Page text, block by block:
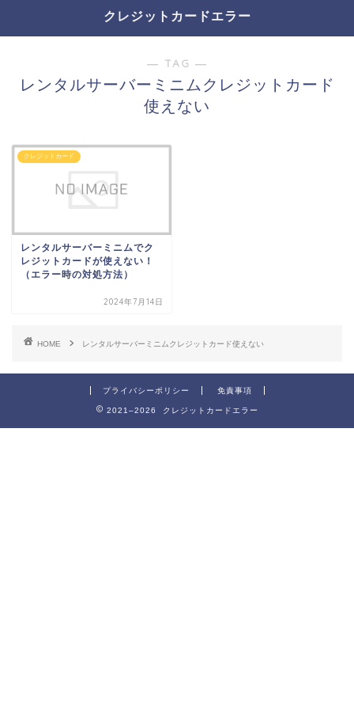
クレジットカードエラー
― TAG ―
レンタルサーバーミニムクレジットカード
使えない
クレジットカード
レンタルサーバーミニムでク
レジットカードが使えない！
（エラー時の対処方法）
2024年7月14日
HOME レンタルサーバーミニムクレジットカード使えない
プライバシーポリシー 免責事項
2021–2026 クレジットカードエラー